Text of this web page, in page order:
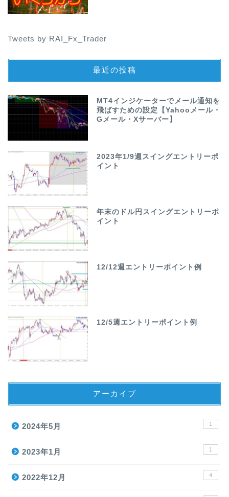
Tweets by RAI_Fx_Trader
最近の投稿
MT4インジケーターでメール通知を
飛ばすための設定【Yahooメール・
Gメール・Xサーバー】
2023年1/9週スイングエントリーポ
イント
年末のドル円スイングエントリーポ
イント
12/12週エントリーポイント例
12/5週エントリーポイント例
アーカイブ
2024年5月 1
2023年1月 1
2022年12月 4